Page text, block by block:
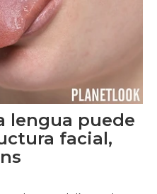
lengua puede
facial,